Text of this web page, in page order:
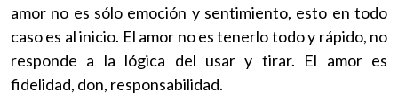
amor no es sólo emoción y sentimiento, esto en todo
caso es al inicio. El amor no es tenerlo todo y rápido, no
responde a la lógica del usar y tirar. El amor es
fidelidad, don, responsabilidad.